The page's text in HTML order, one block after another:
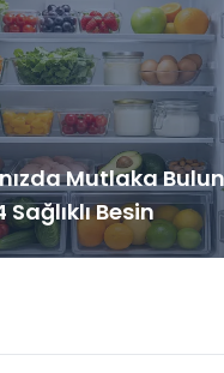
Mutlaka
Sağlıklı Besin